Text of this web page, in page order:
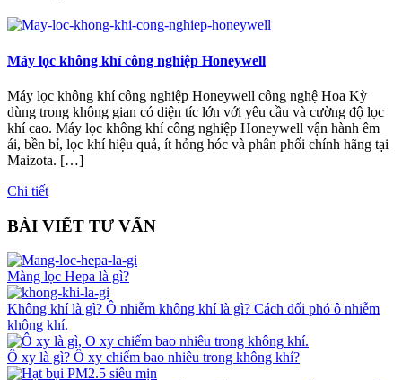
Máy lọc không khí công nghiệp Honeywell
Máy lọc không khí công nghiệp Honeywell công nghệ Hoa Kỳ
dùng trong không gian có diện tíc lớn với yêu cầu và cường độ lọc
khí cao. Máy lọc không khí công nghiệp Honeywell vận hành êm
ái, bền bỉ, lọc khí hiệu quả, ít hỏng hóc và phân phối chính hãng tại
Maizota. […]
Chi tiết
BÀI VIẾT TƯ VẤN
Màng lọc Hepa là gì?
Không khí là gì? Ô nhiễm không khí là gì? Cách đối phó ô nhiễm
không khí.
Ô xy là gì? Ô xy chiếm bao nhiêu trong không khí?